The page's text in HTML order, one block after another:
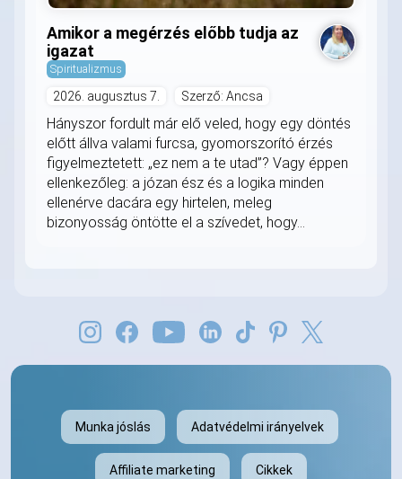
Amikor a megérzés előbb tudja az
igazat
Spiritualizmus
2026. augusztus 7. Szerző: Ancsa
Hányszor fordult már elő veled, hogy egy döntés
előtt állva valami furcsa, gyomorszorító érzés
figyelmeztetett: „ez nem a te utad”? Vagy éppen
ellenkezőleg: a józan ész és a logika minden
ellenérve dacára egy hirtelen, meleg
bizonyosság öntötte el a szívedet, hogy...
Munka jóslás Adatvédelmi irányelvek
Affiliate marketing Cikkek